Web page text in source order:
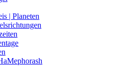
| Planeten